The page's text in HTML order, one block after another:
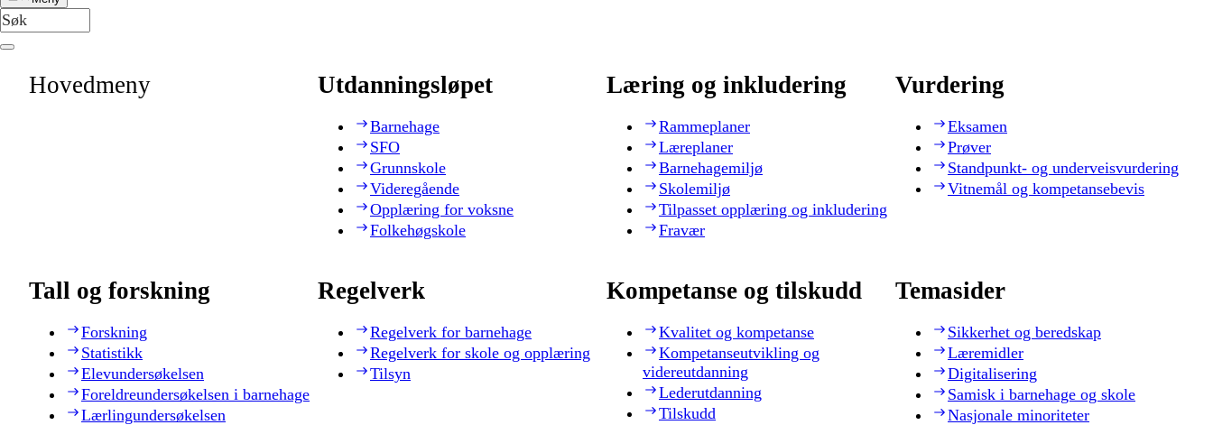
Hovedmeny Utdanningsløpet
Barnehage
SFO
Grunnskole
Videregående
Opplæring for voksne
Folkehøgskole
Læring og inkludering
Rammeplaner
Læreplaner
Barnehagemiljø
Skolemiljø
Tilpasset opplæring og inkludering
Fravær
Vurdering
Eksamen
Prøver
Standpunkt- og underveisvurdering
Vitnemål og kompetansebevis
Tall og forskning
Forskning
Statistikk
Elevundersøkelsen
Foreldreundersøkelsen i barnehage
Lærlingundersøkelsen
Regelverk
Regelverk for barnehage
Regelverk for skole og opplæring
Tilsyn
Kompetanse og tilskudd
Kvalitet og kompetanse
Kompetanseutvikling og
videreutdanning
Lederutdanning
Tilskudd
Temasider
Sikkerhet og beredskap
Læremidler
Digitalisering
Samisk i barnehage og skole
Nasjonale minoriteter